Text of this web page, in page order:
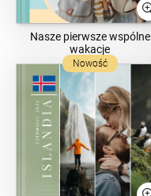
Nasze pierwsze wspólne
wakacje
Nowość